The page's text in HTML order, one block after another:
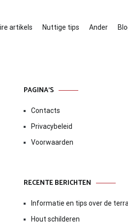
artikels Nuttige tips Ander
PAGINA’S
Contacts
Privacybeleid
Voorwaarden
RECENTE BERICHTEN
Informatie en tips over de
Hout schilderen